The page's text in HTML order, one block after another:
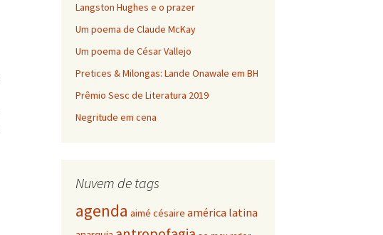
Langston Hughes e o prazer
Um poema de Claude McKay
Um poema de César Vallejo
Pretices & Milongas: Lande Onawale em BH
Prêmio Sesc de Literatura 2019
Negritude em cena
Nuvem de tags
agenda aimé césaire américa latina